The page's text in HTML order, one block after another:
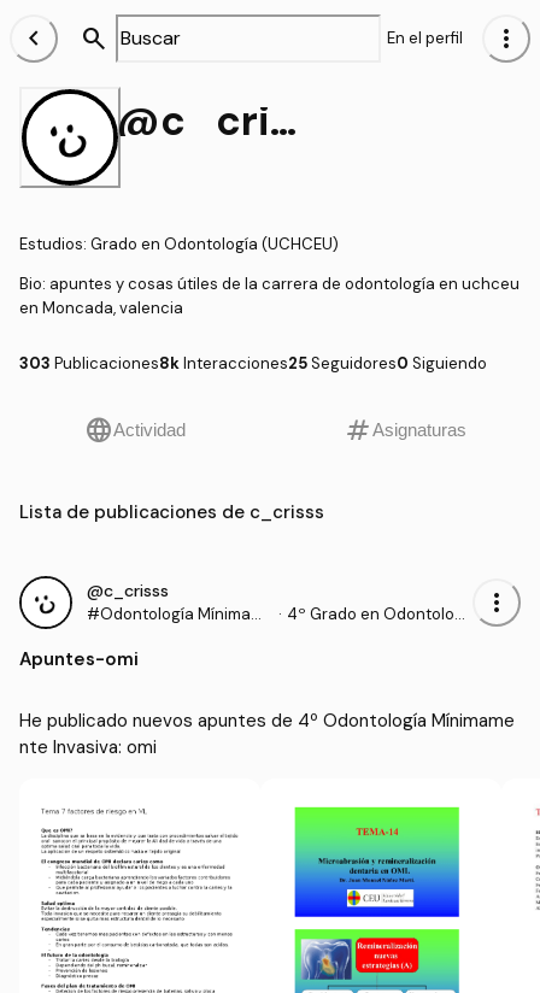
chevron_left search En el perfil more_vert
@c_crisss
Estudios: Grado en Odontología (UCHCEU)
Bio: apuntes y cosas útiles de la carrera de odontología en uchceu
en Moncada, valencia
303 Publicaciones8kInteracciones25Seguidores0 Siguiendo
languageActividad tagAsignaturas
Lista de publicaciones de c_crisss
@c_crisss
#Odontología Mínimam
· 4º Grado en Odontologí
more_vert
Apuntes-omi
He publicado nuevos apuntes de 4º Odontología Mínimame
nte Invasiva: omi